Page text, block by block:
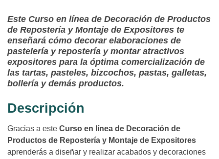
Este Curso en línea de Decoración de Productos
de Repostería y Montaje de Expositores te
enseñará cómo decorar elaboraciones de
pastelería y repostería y montar atractivos
expositores para la óptima comercialización de
las tartas, pasteles, bizcochos, pastas, galletas,
bollería y demás productos.
Descripción
Gracias a este Curso en línea de Decoración de
Productos de Repostería y Montaje de Expositores
aprenderás a diseñar y realizar acabados y decoraciones